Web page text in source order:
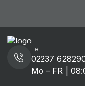
Tel
02237 628290
Mo – FR |